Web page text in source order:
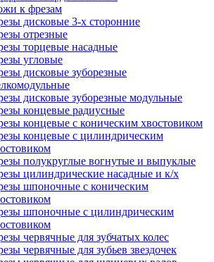
к фрезам
дисковые 3-х сторонние
отрезные
торцевые насадные
угловые
дисковые зуборезные
дисковые зуборезные модульные
концевые радиусные
концевые с коническим хвостовиком
концевые с цилиндрическим
полукруглые вогнутые и выпуклые
цилиндрические насадные и к/х
шпоночные с коническим
шпоночные с цилиндрическим
червячные для зубчатых колес
червячные для зубьев звездочек